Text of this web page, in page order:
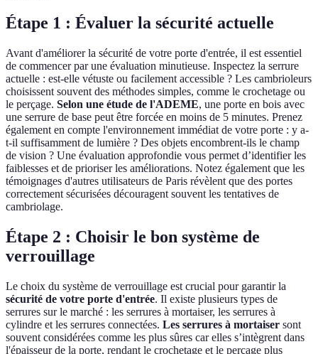
Étape 1 : Évaluer la sécurité actuelle
Avant d'améliorer la sécurité de votre porte d'entrée, il est essentiel
de commencer par une évaluation minutieuse. Inspectez la serrure
actuelle : est-elle vétuste ou facilement accessible ? Les cambrioleurs
choisissent souvent des méthodes simples, comme le crochetage ou
le perçage. Selon une étude de l'ADEME, une porte en bois avec
une serrure de base peut être forcée en moins de 5 minutes. Prenez
également en compte l'environnement immédiat de votre porte : y a-
t-il suffisamment de lumière ? Des objets encombrent-ils le champ
de vision ? Une évaluation approfondie vous permet d’identifier les
faiblesses et de prioriser les améliorations. Notez également que les
témoignages d'autres utilisateurs de Paris révèlent que des portes
correctement sécurisées découragent souvent les tentatives de
cambriolage.
Étape 2 : Choisir le bon système de
verrouillage
Le choix du système de verrouillage est crucial pour garantir la
sécurité de votre porte d'entrée. Il existe plusieurs types de
serrures sur le marché : les serrures à mortaiser, les serrures à
cylindre et les serrures connectées. Les serrures à mortaiser sont
souvent considérées comme les plus sûres car elles s’intègrent dans
l'épaisseur de la porte, rendant le crochetage et le perçage plus